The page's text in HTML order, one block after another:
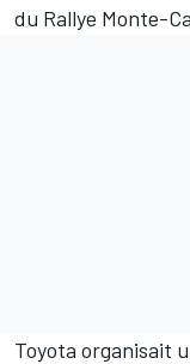
du Rallye Monte-
Toyota organisait